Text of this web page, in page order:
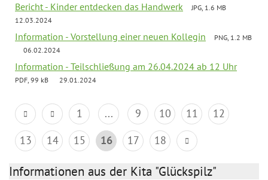
Bericht - Kinder entdecken das Handwerk
JPG, 1.6 MB
12.03.2024
Information - Vorstellung einer neuen Kollegin
PNG, 1.2 MB
06.02.2024
Information - Teilschließung am 26.04.2024 ab 12 Uhr
PDF, 99 kB 29.01.2024
1 ... 9 10 11
12
13
14 15 16 17 18
Informationen aus der Kita "Glückspilz"